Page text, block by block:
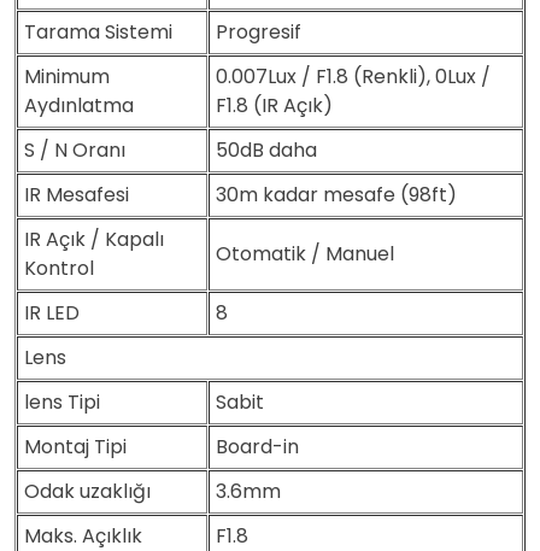
Tarama Sistemi
Progresif
Minimum
Aydınlatma
0.007Lux / F1.8 (Renkli), 0Lux /
F1.8 (IR Açık)
S / N Oranı
50dB daha
IR Mesafesi
30m kadar mesafe (98ft)
IR Açık / Kapalı
Kontrol
Otomatik / Manuel
IR LED
8
Lens
lens Tipi
Sabit
Montaj Tipi
Board-in
Odak uzaklığı
3.6mm
Maks. Açıklık
F1.8